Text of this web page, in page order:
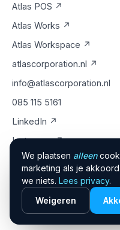
Atlas POS ↗
Atlas Works ↗
Atlas Workspace ↗
atlascorporation.nl ↗
info@atlascorporation.nl
085 115 5161
LinkedIn ↗
Instagram ↗
2026ATLAS AGENCY ·
PRIVACY
· CONTACT
We plaatsen alleen
marketing als je
we niets. Lees privacy.
Weigeren